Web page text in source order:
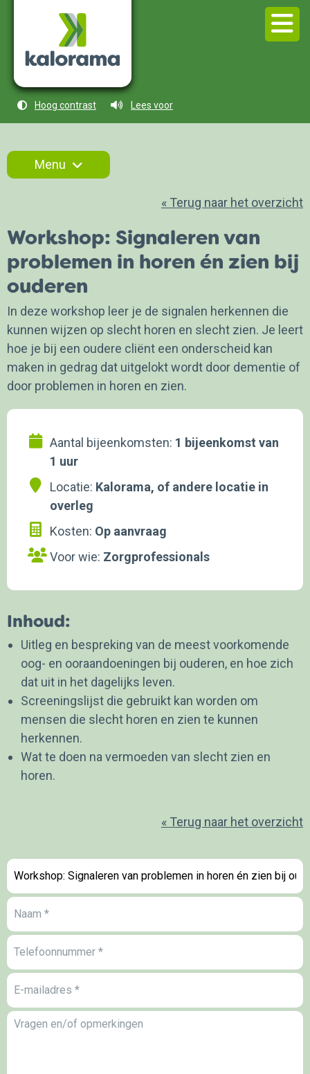
Hoog contrast Lees voor
Menu
Medewerkers en vrijwilligers
Trainingen en workshops
« Terug naar het overzicht
Workshop: Signaleren van
problemen in horen én zien bij
ouderen
In deze workshop leer je de signalen herkennen die
kunnen wijzen op slecht horen en slecht zien. Je leert
hoe je bij een oudere cliënt een onderscheid kan
maken in gedrag dat uitgelokt wordt door dementie of
door problemen in horen en zien.
Aantal bijeenkomsten: 1 bijeenkomst van
1 uur
Locatie: Kalorama, of andere locatie in
overleg
Kosten: Op aanvraag
Voor wie: Zorgprofessionals
Inhoud:
Uitleg en bespreking van de meest voorkomende
oog- en ooraandoeningen bij ouderen, en hoe zich
dat uit in het dagelijks leven.
Screeningslijst die gebruikt kan worden om
mensen die slecht horen en zien te kunnen
herkennen.
Wat te doen na vermoeden van slecht zien en
horen.
« Terug naar het overzicht